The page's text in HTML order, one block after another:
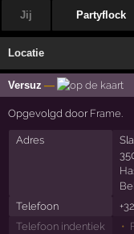
Jij Partyflock
Locatie
Versuz —
Opgevolgd door Frame
Adres
Telefoon
Telefoon indentiek